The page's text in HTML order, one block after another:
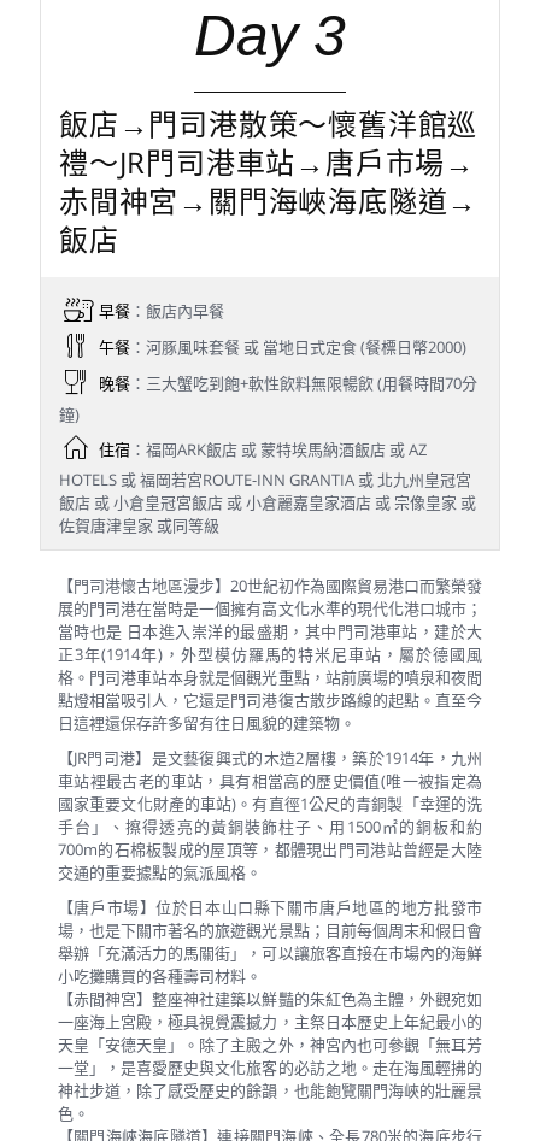
Day 3
飯店→門司港散策～懷舊洋館巡
禮～JR門司港車站→唐戶市場→
赤間神宮→關門海峽海底隧道→
飯店
早餐：飯店內早餐
午餐：河豚風味套餐 或 當地日式定食 (餐標日幣2000)
晚餐：三大蟹吃到飽+軟性飲料無限暢飲 (用餐時間70分
鐘)
住宿：福岡ARK飯店 或 蒙特埃馬納酒飯店 或 AZ
HOTELS 或 福岡若宮ROUTE-INN GRANTIA 或 北九州皇冠宮
飯店 或 小倉皇冠宮飯店 或 小倉麗嘉皇家酒店 或 宗像皇家 或
佐賀唐津皇家 或同等級
【門司港懷古地區漫步】20世紀初作為國際貿易港口而繁榮發
展的門司港在當時是一個擁有高文化水準的現代化港口城市；
當時也是 日本進入崇洋的最盛期，其中門司港車站，建於大
正3年(1914年)，外型模仿羅馬的特米尼車站，屬於德國風
格。門司港車站本身就是個觀光重點，站前廣場的噴泉和夜間
點燈相當吸引人，它還是門司港復古散步路線的起點。直至今
日這裡還保存許多留有往日風貌的建築物。
【JR門司港】是文藝復興式的木造2層樓，築於1914年，九州
車站裡最古老的車站，具有相當高的歷史價值(唯一被指定為
國家重要文化財產的車站)。有直徑1公尺的青銅製「幸運的洗
手台」、擦得透亮的黃銅裝飾柱子、用1500㎡的銅板和約
700m的石棉板製成的屋頂等，都體現出門司港站曾經是大陸
交通的重要據點的氣派風格。
【唐戶市場】位於日本山口縣下關市唐戶地區的地方批發市
場，也是下關市著名的旅遊觀光景點；目前每個周末和假日會
舉辦「充滿活力的馬關街」，可以讓旅客直接在市場內的海鮮
小吃攤購買的各種壽司材料。
【赤間神宮】整座神社建築以鮮豔的朱紅色為主體，外觀宛如
一座海上宮殿，極具視覺震撼力，主祭日本歷史上年紀最小的
天皇「安德天皇」。除了主殿之外，神宮內也可參觀「無耳芳
一堂」，是喜愛歷史與文化旅客的必訪之地。走在海風輕拂的
神社步道，除了感受歷史的餘韻，也能飽覽關門海峽的壯麗景
色。